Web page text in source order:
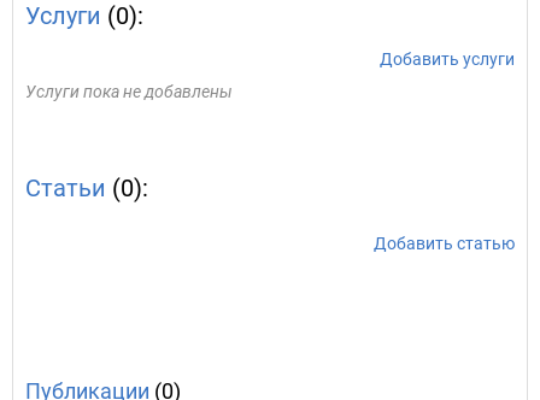
Услуги (0):
Добавить услуги
Услуги пока не добавлены
Статьи (0):
Добавить статью
Публикации (0)